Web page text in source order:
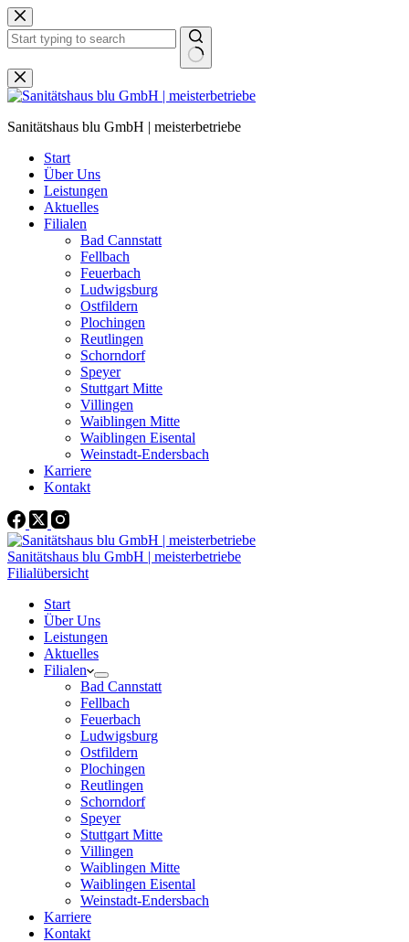
Zum
Inhalt
springen
Keine
Ergebnisse
Sanitätshaus blu GmbH | meisterbetriebe
Start
Über Uns
Leistungen
Aktuelles
Filialen
Bad Cannstatt
Fellbach
Feuerbach
Ludwigsburg
Ostfildern
Plochingen
Reutlingen
Schorndorf
Speyer
Stuttgart Mitte
Villingen
Waiblingen Mitte
Waiblingen Eisental
Weinstadt-Endersbach
Karriere
Kontakt
Sanitätshaus blu GmbH | meisterbetriebe
Filialübersicht
Start
Über Uns
Leistungen
Aktuelles
Filialen
Bad Cannstatt
Fellbach
Feuerbach
Ludwigsburg
Ostfildern
Plochingen
Reutlingen
Schorndorf
Speyer
Stuttgart Mitte
Villingen
Waiblingen Mitte
Waiblingen Eisental
Weinstadt-Endersbach
Karriere
Kontakt